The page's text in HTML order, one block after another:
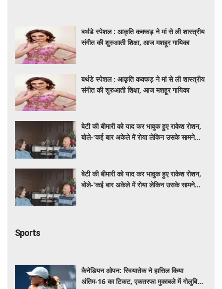
बर्थडे स्पेशल : आकृति कक्कड़ ने मां से ली शास्त्रीय
संगीत की शुरुआती शिक्षा, आज मशहूर गायिका
बर्थडे स्पेशल : आकृति कक्कड़ ने मां से ली शास्त्रीय
संगीत की शुरुआती शिक्षा, आज मशहूर गायिका
बेटी की बीमारी को याद कर भावुक हुए राकेश रोशन,
बोले-'कई बार अकेले में रोया लेकिन उसके सामने
बेटी की बीमारी को याद कर भावुक हुए राकेश रोशन,
बोले-'कई बार अकेले में रोया लेकिन उसके सामने
Sports
कैनेडियन ओपन: स्वियातेक ने हासिल किया
अंतिम-16 का टिकट, एकतरफा मुकाबले में गोलुबिक